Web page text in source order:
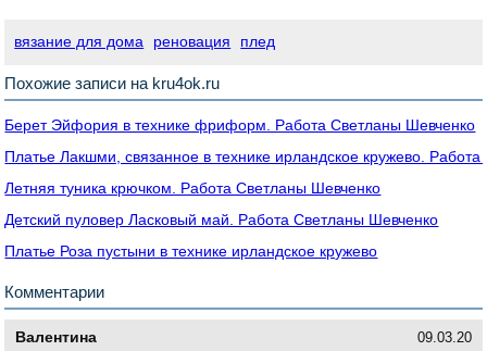
вязание для дома реновация плед
Похожие записи на kru4ok.ru
Берет Эйфория в технике фриформ. Работа Светланы Шевченко
Платье Лакшми, связанное в технике ирландское кружево.
Летняя туника крючком. Работа Светланы Шевченко
Детский пуловер Ласковый май. Работа Светланы Шевченко
Платье Роза пустыни в технике ирландское кружево
Комментарии
Валентина 09.03.20